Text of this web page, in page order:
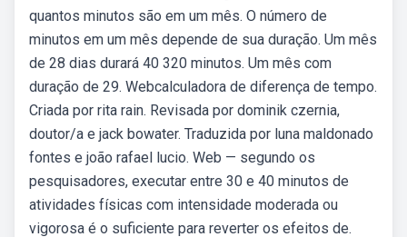
quantos minutos são em um mês. O número de
minutos em um mês depende de sua duração. Um mês
de 28 dias durará 40 320 minutos. Um mês com
duração de 29. Webcalculadora de diferença de tempo.
Criada por rita rain. Revisada por dominik czernia,
doutor/a e jack bowater. Traduzida por luna maldonado
fontes e joão rafael lucio. Web — segundo os
pesquisadores, executar entre 30 e 40 minutos de
atividades físicas com intensidade moderada ou
vigorosa é o suficiente para reverter os efeitos de.